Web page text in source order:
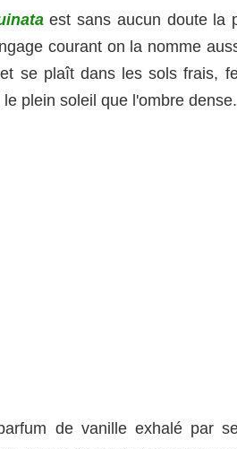
est sans aucun doute la
courant on la nomme
se plaît dans les sols frais,
plein soleil que l'ombre dense.
de vanille exhalé par